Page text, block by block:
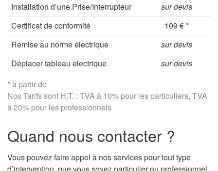
* à partir de
Nos Tarifs sont H.T. : TVA à 10% pour les particuliers, TVA
à 20% pour les professionnels
Installation d’une Prise/Interrupteur
sur devis
Certificat de conformité
109 € *
Remise au norme électrique
sur devis
Déplacer tableau electrique
sur devis
Quand nous contacter ?
Vous pouvez faire appel à nos services pour tout type
d’intervention, que vous soyez particulier ou professionnel.